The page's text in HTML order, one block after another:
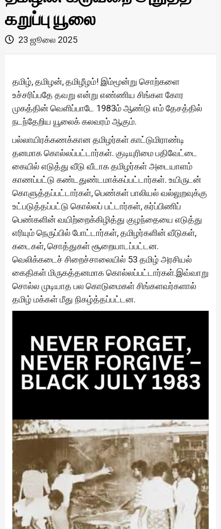
கறுப்பு யூலை
23 ஜூலை 2025
தமிழ், தமிழன், தமிழீழம்! இம்மூன்று சொற்களை
உச்சரிப்பதே தவறு என்று எண்ணிய சிங்கள கோர
முகத்தின் வெளிப்பாடே 1983ம் ஆண்டு எம் தேசத்தில்
நடந்தேறிய யூலைக் கலவரம் ஆகும்.
பல்லாயிரக்கணக்கான தமிழர்கள் காட்டுமிராண்டி
தனமாக கொல்லப்பட்டார்கள். குடியுரிமை பதிவேட்டை
கையில் எடுத்து வீடு வீடாக தமிழர்கள் அடையாளம்
காணப்பட்டு கண்டதுண்டமாக்கப்பட்டார்கள். உயிருடன்
கொளுத்தப்பட்டார்கள், பெண்கள் பாலியல் வல்லுறவுக்கு
உட்படுத்தப்பட்டு கொல்லப் பட்டார்கள், கர்ப்பிணிப்
பெண்களின் வயிற்றைக்கிழித்து குழந்தையை எடுத்து
எரியும் நெருப்பில் போட்டார்கள், தமிழர்களின் வீடுகள்,
கடைகள், சொத்துகள் சூறையாடப்பட்டன.
வெலிக்கடைச் சிறைச்சாலையில் 53 தமிழ் அரசியல்
கைதிகள் மிருகத்தனமாக கொல்லப்பட்டார்கள்.இவ்வாறு
சொல்ல முடியாத பல கொடுமைகள் சிங்களவர்களால்
தமிழ் மக்கள் மீது நிகழ்த்தப்பட்டன.